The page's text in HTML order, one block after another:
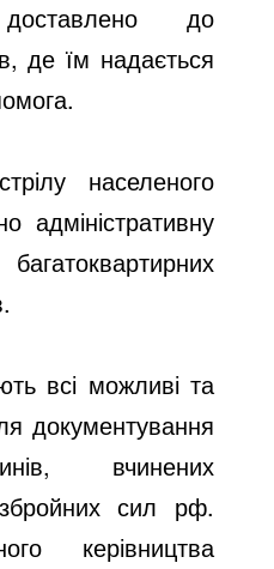
до
де їм надається
населеного
адміністративну
всі можливі та
документування
вчинених
сил рф.
керівництва